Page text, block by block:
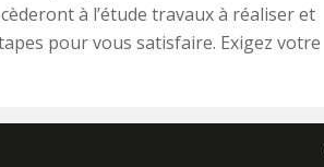
à l’étude travaux à réaliser et
pour vous satisfaire. Exigez votre